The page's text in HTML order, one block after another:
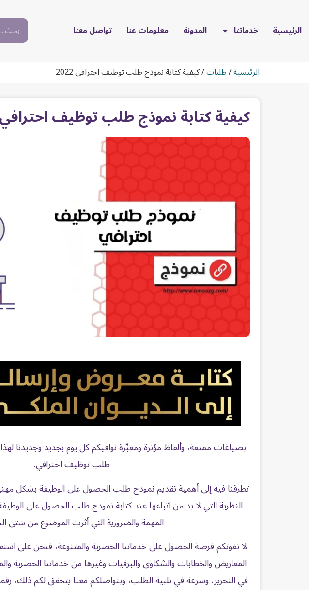
الرئيسية خدماتنا المدونة معلومات عنا تواصل معنا
الرئيسية/طلبات/كيفية كتابة نموذج طلب توظيف احترافي 2022
كيفية كتابة نموذج طلب توظيف احترافي 2022
بصياغات ممتعة، وألفاظ مؤثرة ومعبِّرة نوافيكم كل يوم بجديد وجديدنا
طلب توظيف احترافي.
تطرقنا فيه إلى أهمية تقديم نموذج طلب الحصول على الوظيفة بشكل
النظرية التي لا بد من اتباعها عند كتابة نموذج طلب الحصول على
المهمة والضرورية التي أثرت الموضوع من شتى
لا تفوتكم فرصة الحصول على خدماتنا الحصرية والمتنوعة، فنحن على
المعاريض والخطابات والشكاوى والبرقيات وغيرها من خدماتنا الحصرية
في التحرير، وسرعة في تلبية الطلب، وبتواصلكم معنا يتحقق لكم ذلك،